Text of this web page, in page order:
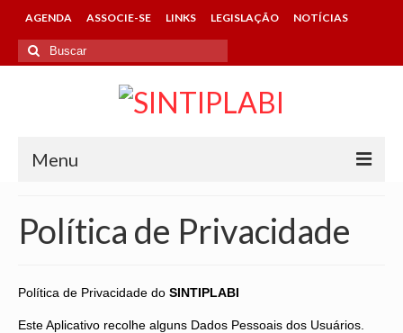
AGENDA ASSOCIE-SE LINKS LEGISLAÇÃO NOTÍCIAS
Buscar
por:
Menu
SINTIPLABI
DIRETORIA
Política de Privacidade
Política de Privacidade do SINTIPLABI
Este Aplicativo recolhe alguns Dados Pessoais dos Usuários.